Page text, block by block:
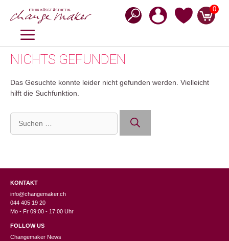
Inhalt
0
MENÜ
NICHTS GEFUNDEN
Das Gesuchte konnte leider nicht gefunden werden. Vielleicht
hilft die Suchfunktion.
Suchen
nach:
KONTAKT
info@changemaker.ch
044 405 19 20
Mo - Fr 09:00 - 17:00 Uhr
FOLLOW US
Changemaker News